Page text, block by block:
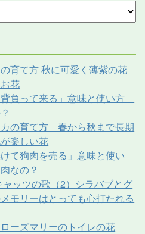
育て方 秋に可愛く薄紫の花
花
背負って来る」意味と使い方
の育て方 春から秋まで長期
楽しい花
けて狗肉を売る」意味と使い
なの？
ャッツの歌（2）シラバブとグ
モリーはとっても心打たれる
ーズマリーのトイレの花